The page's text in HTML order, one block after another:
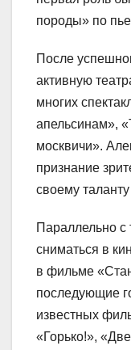
породы» по
После
активную
многих
апельсинам»,
москвичи».
признание
своему
Параллельно с
сниматься в
в фильме
последующие
известных
«Горько!»,